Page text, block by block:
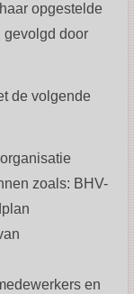
opgestelde
gevolgd door
de volgende
zoals: BHV-
en